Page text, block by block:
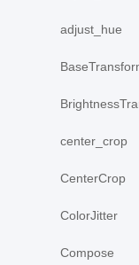
adjust_hue
center_crop
CenterCrop
ColorJitter
Compose